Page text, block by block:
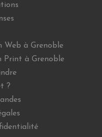
Web à Grenoble
Print à Grenoble
?